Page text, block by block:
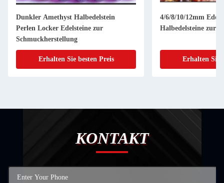
Dunkler Amethyst Halbedelstein
Perlen Locker Edelsteine zur
Schmuckherstellung
Erhalten Sie besten Preis
4/6/8/10/12mm
Halbedelsteine zur
Erhalten Sie
KONTAKT